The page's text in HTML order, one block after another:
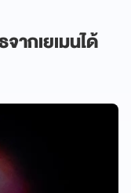
ากเยเมนได้